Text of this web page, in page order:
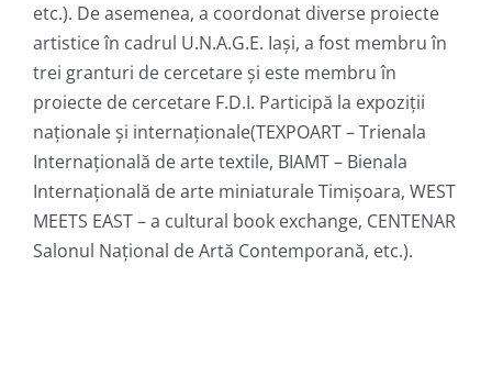
etc.). De asemenea, a coordonat diverse proiecte
artistice în cadrul U.N.A.G.E. Iaşi, a fost membru în
trei granturi de cercetare şi este membru în
proiecte de cercetare F.D.I. Participă la expoziţii
naţionale şi internaţionale(TEXPOART – Trienala
Internaţională de arte textile, BIAMT – Bienala
Internaţională de arte miniaturale Timişoara, WEST
MEETS EAST – a cultural book exchange, CENTENAR
Salonul Naţional de Artă Contemporană, etc.).